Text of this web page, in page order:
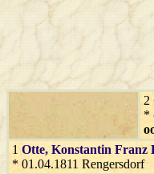
2
*
1 Otte, Konstantin Franz
* 01.04.1811 Rengersdorf